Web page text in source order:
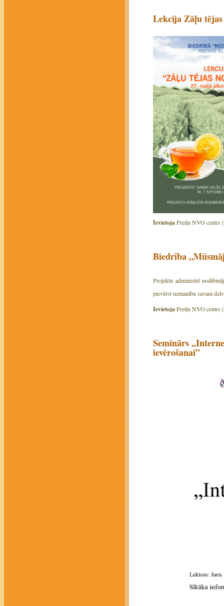
Lekcija Zāļu
IevietojaPreiļu NVO centrs |
Biedrība
Projektu administrē
pievērst uzmanību savam
IevietojaPreiļu NVO centrs |
Seminārs
ievērošanai”